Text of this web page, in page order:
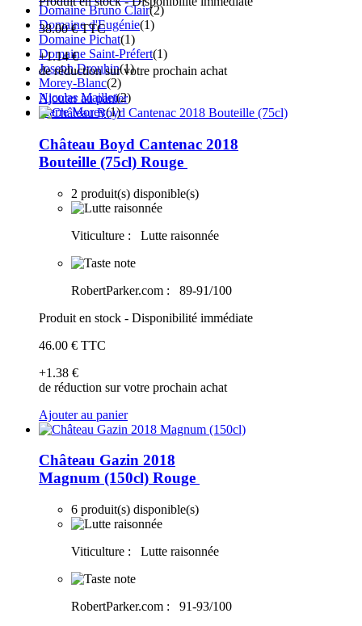
Domaine Bruno Clair(2)
Domaine d'Eugénie(1)
Domaine Pichat(1)
Domaine Saint-Préfert(1)
Joseph Drouhin(1)
Morey-Blanc(2)
Nicolas Maillet(2)
Pierre Morey(1)
38.00€ TTC
+1.14€
de réduction sur votre prochain achat
Ajouter au panier
Château Boyd Cantenac 2018
Bouteille (75cl) Rouge
2 produit(s) disponible(s)
Viticulture : Lutte raisonnée
RobertParker.com :
89-91/100
Produit en stock - Disponibilité immédiate
46.00 € TTC
+1 .38 €
de réduction sur votre prochain achat
Ajouter au panier
Château Gazin 2018
Magnum (150cl) Rouge
6 produit(s) disponible(s)
Viticulture : Lutte raisonnée
RobertParker.com :
91-93/100